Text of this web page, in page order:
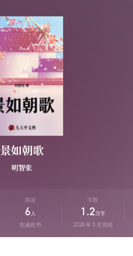
景如朝歌
明智张
阅读
6 人
在读此书
字数
1.2 万字
2024 年 5 月完结